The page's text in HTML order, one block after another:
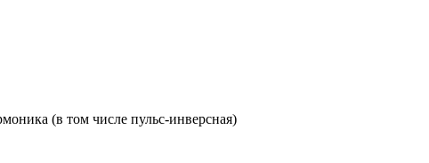
(в том числе пульс-инверсная)